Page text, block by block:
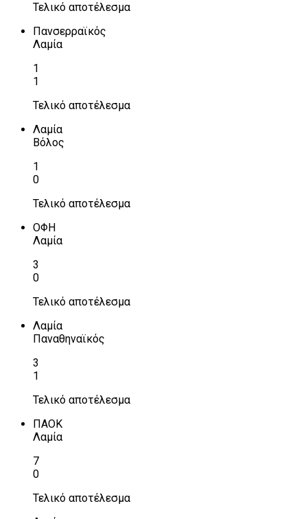
Τελικό αποτέλεσμα
Πανσερραϊκός
Λαμία
1
1
Τελικό αποτέλεσμα
Λαμία
Βόλος
1
0
Τελικό αποτέλεσμα
ΟΦΗ
Λαμία
3
0
Τελικό αποτέλεσμα
Λαμία
Παναθηναϊκός
3
1
Τελικό αποτέλεσμα
ΠΑΟΚ
Λαμία
7
0
Τελικό αποτέλεσμα